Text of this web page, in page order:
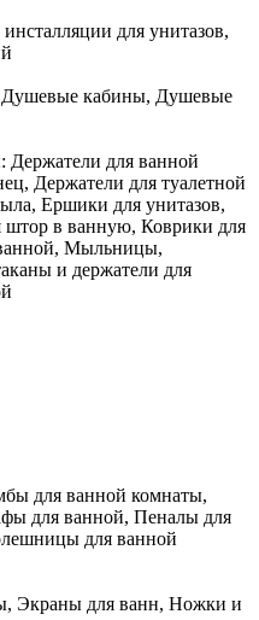
для унитазов,
Душевые кабины, Душевые
Держатели для ванной
Держатели для туалетной
Ершики для унитазов,
штор в ванную, Коврики для
Мыльницы,
и держатели для
для ванной комнаты,
для ванной, Пеналы для
для ванной
Экраны для ванн, Ножки и